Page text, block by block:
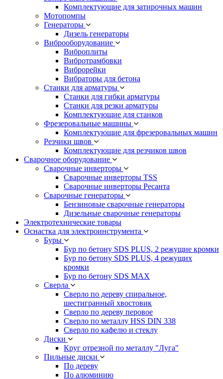
Комплектующие для затирочных машин
Мотопомпы
Генераторы
Дизель генераторы
Виброоборудование
Виброплиты
Вибротрамбовки
Виброрейки
Вибраторы для бетона
Станки для арматуры
Станки для гибки арматуры
Станки для резки арматуры
Комплектующие для станков
Фрезеровальные машины
Комплектующие для фрезеровальных машин
Резчики швов
Комплектующие для резчиков швов
Сварочное оборудование
Сварочные инверторы
Сварочные инверторы TSS
Сварочные инверторы Ресанта
Сварочные генераторы
Бензиновые сварочные генераторы
Дизельные сварочные генераторы
Электротехнические товары
Оснастка для электроинструмента
Буры
Бур по бетону SDS PLUS, 2 режущие кромки
Бур по бетону SDS PLUS, 4 режущих
кромки
Бур по бетону SDS MAX
Сверла
Сверло по дереву спиральное,
шестигранный хвостовик
Сверло по дереву перовое
Сверло по металлу HSS DIN 338
Сверло по кафелю и стеклу
Диски
Круг отрезной по металлу "Луга"
Пильные диски
По дереву
По алюминию